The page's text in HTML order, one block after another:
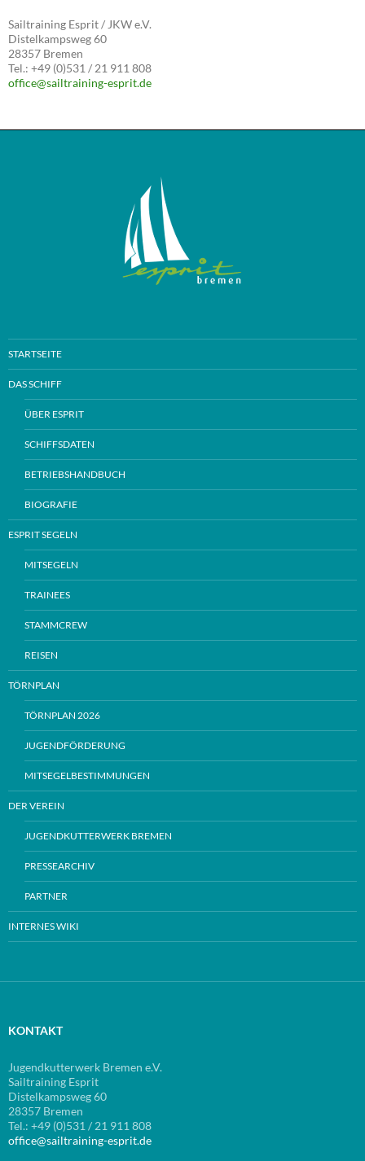
Sailtraining Esprit / JKW e.V.
Distelkampsweg 60
28357 Bremen
Tel.: +49 (0)531 / 21 911 808
office@sailtraining-esprit.de
STARTSEITE
DAS SCHIFF
ÜBER ESPRIT
SCHIFFSDATEN
BETRIEBSHANDBUCH
BIOGRAFIE
ESPRIT SEGELN
MITSEGELN
TRAINEES
STAMMCREW
REISEN
TÖRNPLAN
TÖRNPLAN 2026
JUGENDFÖRDERUNG
MITSEGELBESTIMMUNGEN
DER VEREIN
JUGENDKUTTERWERK BREMEN
PRESSEARCHIV
PARTNER
INTERNES WIKI
KONTAKT
Jugendkutterwerk Bremen e.V.
Sailtraining Esprit
Distelkampsweg 60
28357 Bremen
Tel.: +49 (0)531 / 21 911 808
office@sailtraining-esprit.de